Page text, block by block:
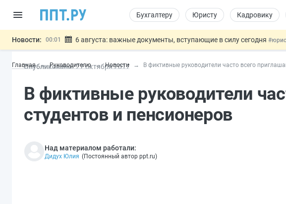
Бухгалтеру Юристу Кадровику
Новости: 00:01 6 августа: важные документы, вступающие в силу сегодня
05.08 Мигрантам с судимостью запретят получать ВНЖ и гражданство:
05.08
Важно Подписан закон об упрощении госзакупок по 44-ФЗ
Главная Руководителю Новости В фиктивные руководители часто всего
Опубликовано: 27 октября2017
В фиктивные руководители
студентов и пенсионеров
Над материалом работали:
Дидух Юлия (Постоянный автор ppt.ru)